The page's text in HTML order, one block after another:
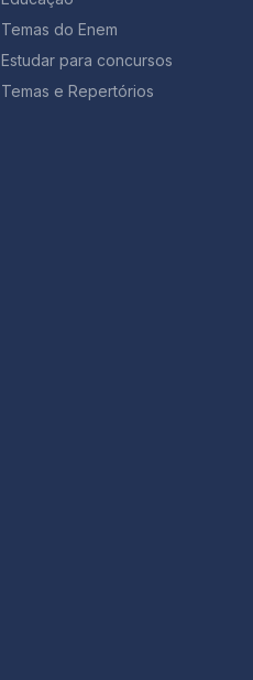
Temas do Enem
Estudar para concursos
Temas e Repertórios